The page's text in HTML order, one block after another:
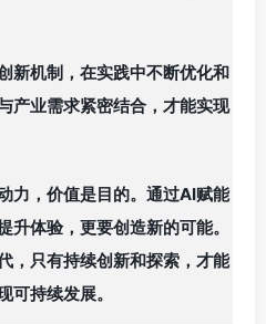
新机制，在实践中不断优化和
产业需求紧密结合，才能实现
力，价值是目的。通过AI赋能
升体验，更要创造新的可能。
，只有持续创新和探索，才能
可持续发展。